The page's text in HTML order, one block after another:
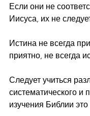
Если они не
Иисуса, их не
Истина не всегда
приятно, не всегда
Следует учиться
систематического и
изучения Библии